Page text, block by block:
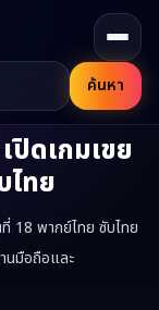
ค้นหา
ปิดเกมเขย
ไทย
18 พากย์ไทย ซับไทย
นมือถือและ